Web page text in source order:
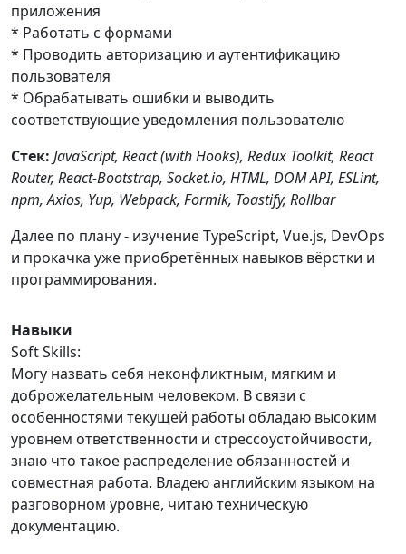
приложения
* Работать с формами
* Проводить авторизацию и аутентификацию
пользователя
* Обрабатывать ошибки и выводить
соответствующие уведомления пользователю
Стек: JavaScript, React (with Hooks), Redux Toolkit, React
Router, React-Bootstrap, Socket.io, HTML, DOM API, ESLint,
npm, Axios, Yup, Webpack, Formik, Toastify, Rollbar
Далее по плану - изучение TypeScript, Vue.js, DevOps
и прокачка уже приобретённых навыков вёрстки и
программирования.
Навыки
Soft Skills:
Могу назвать себя неконфликтным, мягким и
доброжелательным человеком. В связи с
особенностями текущей работы обладаю высоким
уровнем ответственности и стрессоустойчивости,
знаю что такое распределение обязанностей и
совместная работа. Владею английским языком на
разговорном уровне, читаю техническую
документацию.